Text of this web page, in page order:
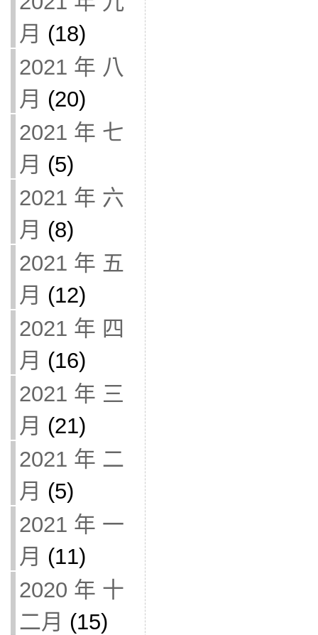
月 (18)
2021 年 八
月 (20)
2021 年 七
月 (5)
2021 年 六
月 (8)
2021 年 五
月 (12)
2021 年 四
月 (16)
2021 年 三
月 (21)
2021 年 二
月 (5)
2021 年 一
月 (11)
2020 年 十
二月 (15)